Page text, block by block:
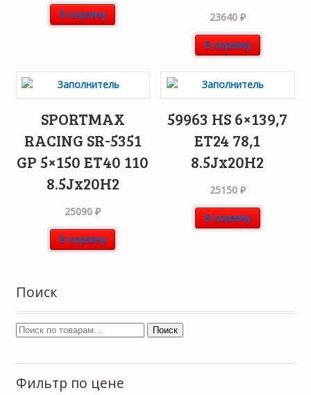
В корзину 23640 ₽
В корзину
SPORTMAX
RACING SR-5351
GP 5×150 ET40 110
8.5Jx20H2
25090₽
В корзину
59963 HS 6×139,7
ET24 78,1
8.5Jx20H2
25150 ₽
В корзину
Поиск
Поиск
Фильтр по цене